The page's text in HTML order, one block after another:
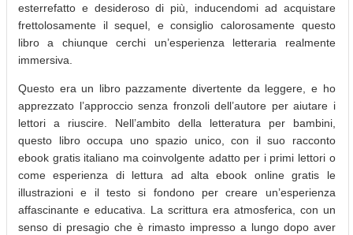
esterrefatto e desideroso di più, inducendomi ad acquistare
frettolosamente il sequel, e consiglio calorosamente questo
libro a chiunque cerchi un’esperienza letteraria realmente
immersiva.
Questo era un libro pazzamente divertente da leggere, e ho
apprezzato l’approccio senza fronzoli dell’autore per aiutare i
lettori a riuscire. Nell’ambito della letteratura per bambini,
questo libro occupa uno spazio unico, con il suo racconto
ebook gratis italiano ma coinvolgente adatto per i primi lettori o
come esperienza di lettura ad alta ebook online gratis le
illustrazioni e il testo si fondono per creare un’esperienza
affascinante e educativa. La scrittura era atmosferica, con un
senso di presagio che è rimasto impresso a lungo dopo aver